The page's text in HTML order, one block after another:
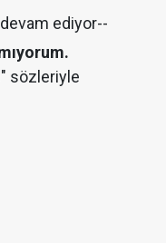
ediyor--
" sözleriyle